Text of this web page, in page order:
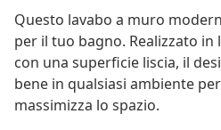
Questo lavabo a muro
per il tuo bagno. Realizzato
con una superficie liscia, il
bene in qualsiasi ambiente
massimizza lo spazio.